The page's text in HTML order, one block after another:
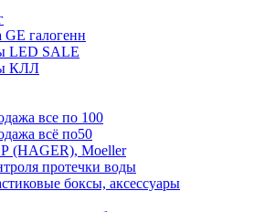
галогенн
LED SALE
КЛЛ
все по 100
всё по50
(HAGER), Moeller
протечки воды
боксы, аксессуары